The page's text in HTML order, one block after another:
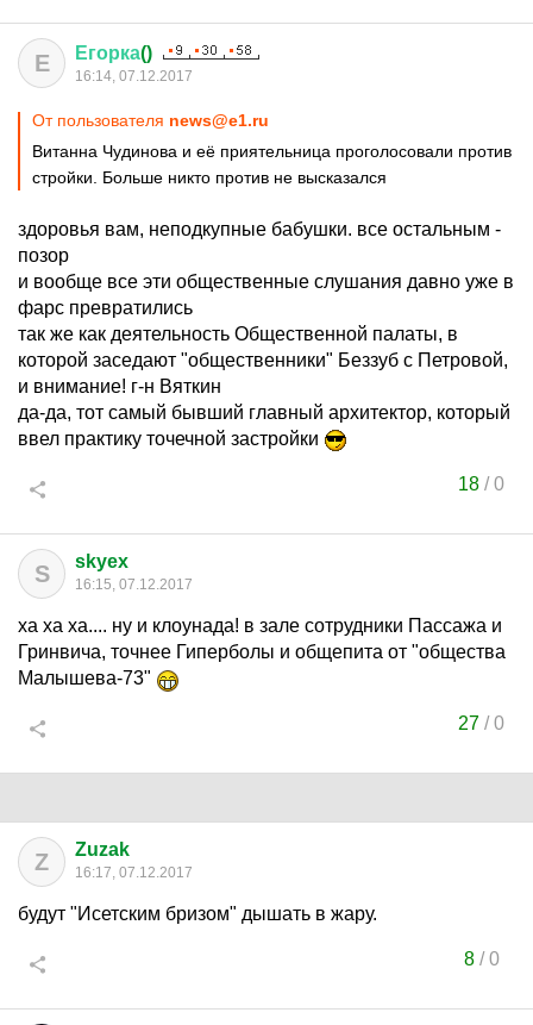
Е Егорка()
16:14, 07.12.2017
От пользователя news@e1.ru
Витанна Чудинова и её приятельница проголосовали против
стройки. Больше никто против не высказался
здоровья вам, неподкупные бабушки. все остальным -
позор
и вообще все эти общественные слушания давно уже в
фарс превратились
так же как деятельность Общественной палаты, в
которой заседают "общественники" Беззуб с Петровой,
и внимание! г-н Вяткин
да-да, тот самый бывший главный архитектор, который
ввел практику точечной застройки
18 /0
S skyex
16:15, 07.12.2017
ха ха ха.... ну и клоунада! в зале сотрудники Пассажа и
Гринвича, точнее Гиперболы и общепита от "общества
Малышева-73"
27 /0
Z Zuzak
16:17, 07.12.2017
будут "Исетским бризом" дышать в жару.
8/0